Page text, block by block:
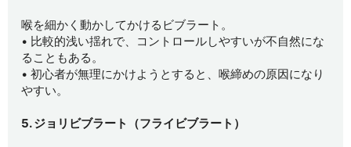
喉を細かく動かしてかけるビブラート。
• 比較的浅い揺れで、コントロールしやすいが不自然にな
ることもある。
• 初心者が無理にかけようとすると、喉締めの原因になり
やすい。
5. ジョリビブラート（フライビブラート）